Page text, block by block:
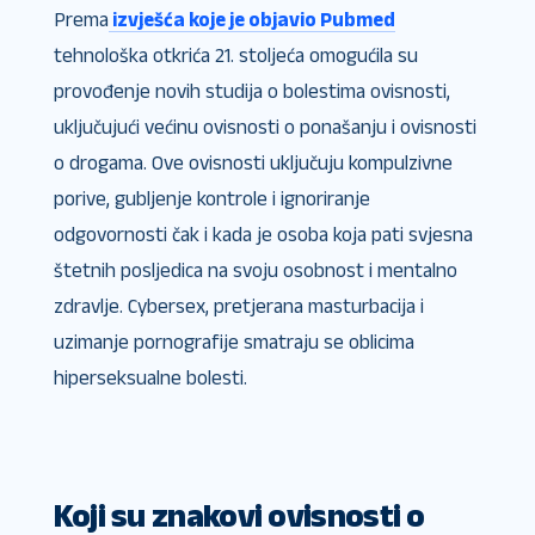
Prema izvješća koje je objavio Pubmed
tehnološka otkrića 21. stoljeća omogućila su
provođenje novih studija o bolestima ovisnosti,
uključujući većinu ovisnosti o ponašanju i ovisnosti
o drogama. Ove ovisnosti uključuju kompulzivne
porive, gubljenje kontrole i ignoriranje
odgovornosti čak i kada je osoba koja pati svjesna
štetnih posljedica na svoju osobnost i mentalno
zdravlje. Cybersex, pretjerana masturbacija i
uzimanje pornografije smatraju se oblicima
hiperseksualne bolesti.
Koji su znakovi ovisnosti o